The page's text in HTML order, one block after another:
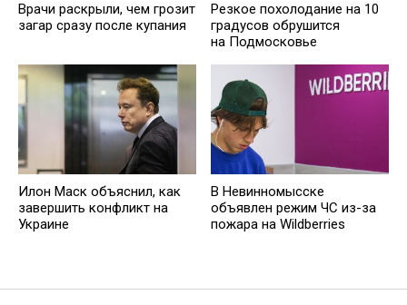
Врачи раскрыли, чем грозит
загар сразу после купания
Резкое похолодание на 10
градусов обрушится
на Подмосковье
Илон Маск объяснил, как
завершить конфликт на
Украине
В Невинномысске
объявлен режим ЧС из-за
пожара на Wildberries